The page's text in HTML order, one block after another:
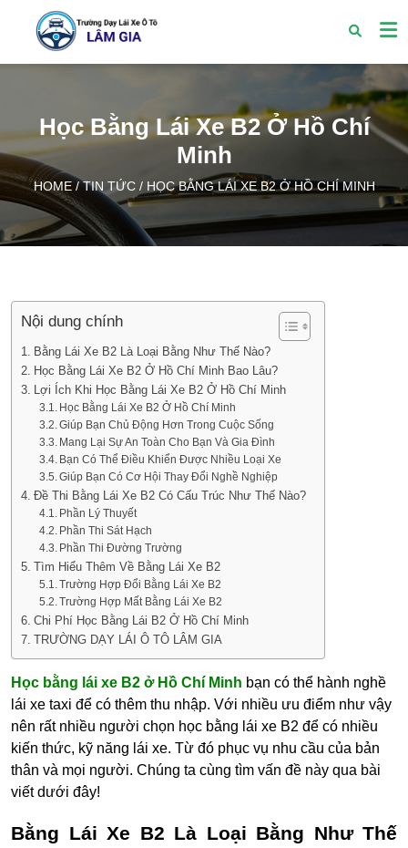
Học Bằng Lái Xe B2 Ở Hồ Chí
Minh
HOME/TIN TỨC/ HỌC BẰNG LÁI XE B2 Ở HỒ CHÍ MINH
Nội dung chính
Bằng Lái Xe B2 Là Loại Bằng Như Thế Nào?
Học Bằng Lái Xe B2 Ở Hồ Chí Minh Bao Lâu?
Lợi Ích Khi Học Bằng Lái Xe B2 Ở Hồ Chí Minh
Học Bằng Lái Xe B2 Ở Hồ Chí Minh
Giúp Bạn Chủ Động Hơn Trong Cuộc Sống
Mang Lại Sự An Toàn Cho Bạn Và Gia Đình
Bạn Có Thể Điều Khiển Được Nhiều Loại Xe
Giúp Bạn Có Cơ Hội Thay Đổi Nghề Nghiệp
Đề Thi Bằng Lái Xe B2 Có Cấu Trúc Như Thế Nào?
Phần Lý Thuyết
Phần Thi Sát Hạch
Phần Thi Đường Trường
Tìm Hiểu Thêm Về Bằng Lái Xe B2
Trường Hợp Đổi Bằng Lái Xe B2
Trường Hợp Mất Bằng Lái Xe B2
Chi Phí Học Bằng Lái B2 Ở Hồ Chí Minh
TRƯỜNG DẠY LÁI Ô TÔ LÂM GIA
Học bằng lái xe B2 ở Hồ Chí Minh bạn có thể hành nghề
lái xe taxi để có thêm thu nhập. Với nhiều ưu điểm như vậy
nên rất nhiều người chọn học bằng lái xe B2 để có nhiều
kiến thức, kỹ năng lái xe. Từ đó phục vụ nhu cầu của bản
thân và mọi người. Chúng ta cùng tìm vấn đề này qua bài
viết dưới đây!
Bằng Lái Xe B2 Là Loại Bằng Như Thế